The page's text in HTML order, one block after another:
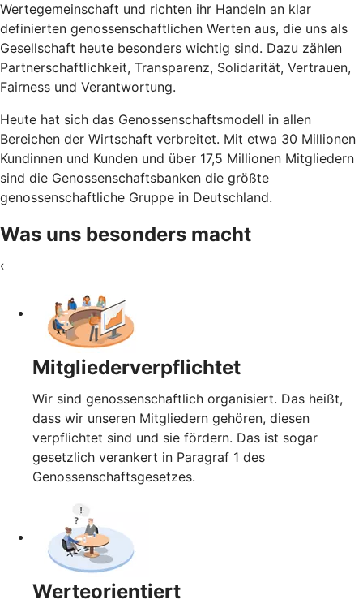
Wertegemeinschaft und richten ihr Handeln an klar
definierten genossenschaftlichen Werten aus, die uns als
Gesellschaft heute besonders wichtig sind. Dazu zählen
Partnerschaftlichkeit, Transparenz, Solidarität, Vertrauen,
Fairness und Verantwortung.
Heute hat sich das Genossenschaftsmodell in allen
Bereichen der Wirtschaft verbreitet. Mit etwa 30 Millionen
Kundinnen und Kunden und über 17,5 Millionen Mitgliedern
sind die Genossenschaftsbanken die größte
genossenschaftliche Gruppe in Deutschland.
Was uns besonders macht
‹
Mitgliederverpflichtet
Wir sind genossenschaftlich organisiert. Das heißt,
dass wir unseren Mitgliedern gehören, diesen
verpflichtet sind und sie fördern. Das ist sogar
gesetzlich verankert in Paragraf 1 des
Genossenschaftsgesetzes.
Werteorientiert